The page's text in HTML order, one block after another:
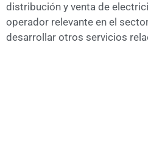
distribución y venta de
operador relevante en el
desarrollar otros servicios